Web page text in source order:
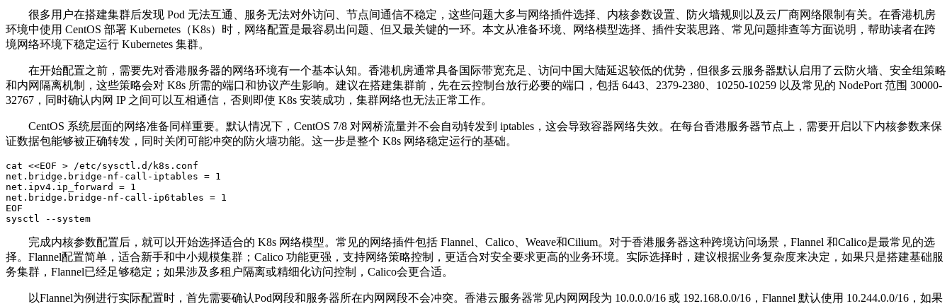
很多用户在搭建集群后发现 Pod 无法互通、服务无法对外访问、节点间通信不稳定，这些问题大多与网络插件选择、内核参数设置、防火墙规则以及云厂商网络限制有关。在香港机房
环境中使用 CentOS 部署 Kubernetes （K8s）时，网络配置是最容易出问题、但又最关键的一环。本文从准备环境、网络模型选择、插件安装思路、常见问题排查等方面说明，帮助读者在跨
境网络环境下稳定运行 Kubernetes 集群。
在开始配置之前，需要先对香港服务器的网络环境有一个基本认知。香港机房通常具备国际带宽充足、访问中国大陆延迟较低的优势，但很多云服务器默认启用了云防火墙、安全组策略
和内网隔离机制，这些策略会对 K8s 所需的端口和协议产生影响。建议在搭建集群前，先在云控制台放行必要的端口，包括 6443 2379-2380 10250-10259 以及常见的 NodePort 范围 30000-
32767 ，同时确认内网 IP 之间可以互相通信，否则即使 K8s 安装成功，集群网络也无法正常工作。
CentOS 系统层面的网络准备同样重要。默认情况下， CentOS 7/8 对网桥流量并不会自动转发到 iptables ，这会导致容器网络失效。在每台香港服务器节点上，需要开启以下内核参数来保
证数据包能够被正确转发，同时关闭可能冲突的防火墙功能。这一步是整个 K8s 网络稳定运行的基础。
cat <<EOF > /etc/sysctl.d/k8s.conf
net.bridge.bridge-nf-call-iptables = 1
net.ipv4.ip_forward = 1
net.bridge.bridge-nf-call-ip6tables = 1
EOF
sysctl --system
完成内核参数配置后，就可以开始选择适合的 K8s 网络模型。常见的网络插件包括 Flannel Calico Weave和Cilium。对于香港服务器这种跨境访问场景， Flannel 和Calico是最常见的选
择。 Flannel配置简单，适合新手和中小规模集群； Calico 功能更强，支持网络策略控制，更适合对安全要求更高的业务环境。实际选择时，建议根据业务复杂度来决定，如果只是搭建基础服
务集群， Flannel已经足够稳定；如果涉及多租户隔离或精细化访问控制， Calico会更合适。
以Flannel为例进行实际配置时，首先需要确认Pod网段和服务器所在内网网段不会冲突。香港云服务器常见内网网段为 10.0.0.0/16 或 192.168.0.0/16 ， Flannel 默认使用 10.244.0.0/16 ，如果